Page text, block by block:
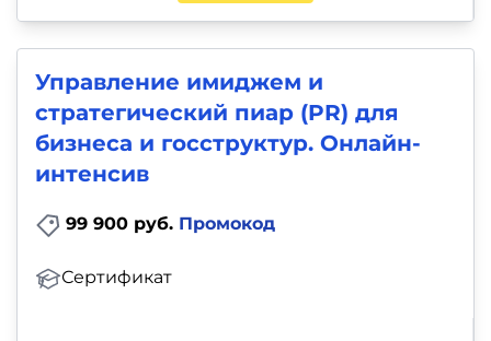
Управление имиджем и
стратегический пиар (PR) для
бизнеса и госструктур. Онлайн-
интенсив
99 900 руб. Промокод
Сертификат